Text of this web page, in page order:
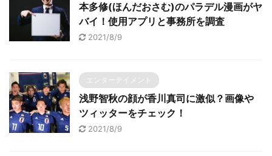
本多修(ほんだおさむ)のパラデル漫画がヤ
バイ！使用アプリと事務所を調査
2021/8/9
エンターテイメント
浅野智秋の顔が香川真司に激似？画像や
ツィッターをチェック！
2021/8/9